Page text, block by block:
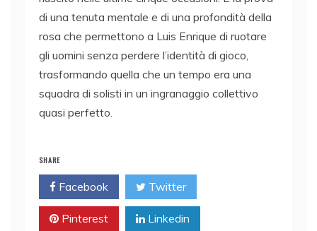
di una tenuta mentale e di una profondità della
rosa che permettono a Luis Enrique di ruotare
gli uomini senza perdere l’identità di gioco,
trasformando quella che un tempo era una
squadra di solisti in un ingranaggio collettivo
quasi perfetto.
SHARE
Facebook Twitter
Pinterest Linkedin